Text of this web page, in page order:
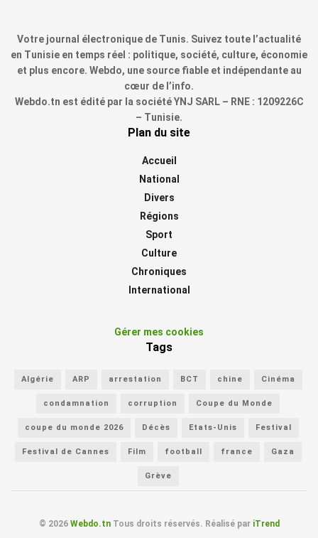
Votre journal électronique de Tunis. Suivez toute l’actualité
en Tunisie en temps réel : politique, société, culture, économie
et plus encore. Webdo, une source fiable et indépendante au
cœur de l’info.
Webdo.tn est édité par la société YNJ SARL – RNE : 1209226C
– Tunisie.
Plan du site
Accueil
National
Divers
Régions
Sport
Culture
Chroniques
International
Gérer mes cookies
Tags
Algérie ARP arrestation BCT chine Cinéma
condamnation corruption Coupe du Monde
coupe du monde 2026 Décès Etats-Unis Festival
Festival de Cannes Film football france Gaza
Grève
© 2026 Webdo.tnTous droits réservés. Réalisé par iTrend